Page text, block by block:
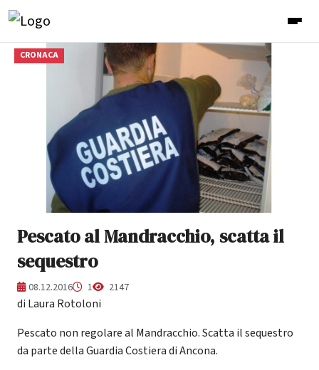
CRONACA
Pescato al Mandracchio, scatta il
sequestro
08.12.2016 1 2147
di Laura Rotoloni
Pescato non regolare al Mandracchio. Scatta il sequestro
da parte della Guardia Costiera di Ancona.